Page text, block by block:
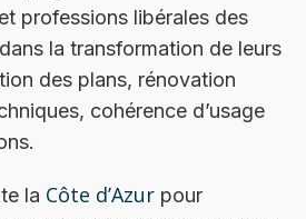
et professions libérales des
dans la transformation de leurs
des plans, rénovation
cohérence d’usage
la Côte d’Azur pour